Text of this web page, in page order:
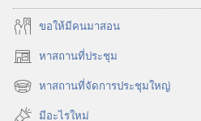
ขอ​ให้​มี​คน​มา​สอน
หาสถานที่ประชุม
(เปิด
หน้าต่าง
ใหม่)
หาสถานที่จัดการประชุมใหญ่
(เปิด
หน้าต่างมีอะไรใหม่